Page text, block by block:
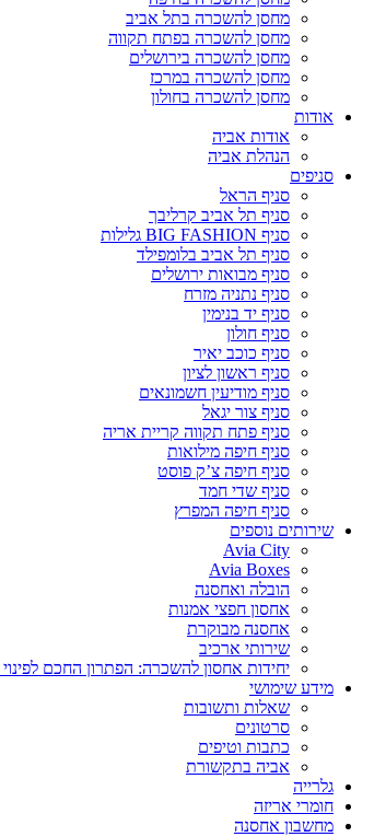
מחסן להשכרה בתל אביב
מחסן להשכרה בפתח תקווה
מחסן להשכרה בירושלים
מחסן להשכרה במרכז
מחסן להשכרה בחולון
אודות
אודות אביה
הנהלת אביה
סניפים
סניף הראל
סניף תל אביב קרליבך
סניף BIG FASHION גלילות
סניף תל אביב בלומפילד
סניף מבואות ירושלים
סניף נתניה מזרח
סניף יד בנימין
סניף חולון
סניף כוכב יאיר
סניף ראשון לציון
סניף מודיעין חשמונאים
סניף צור יגאל
סניף פתח תקווה קריית אריה
סניף חיפה מילואות
סניף חיפה צ’ק פוסט
סניף שדי חמד
סניף חיפה המפרץ
שירותים נוספים
Avia City
Avia Boxes
הובלה ואחסנה
אחסון חפצי אמנות
אחסנה מבוקרת
שירותי ארכיב
יחידות אחסון להשכרה: הפתרון החכם
מידע שימושי
שאלות ותשובות
סרטונים
כתבות וטיפים
אביה בתקשורת
גלרייה
חומרי אריזה
מחשבון אחסנה